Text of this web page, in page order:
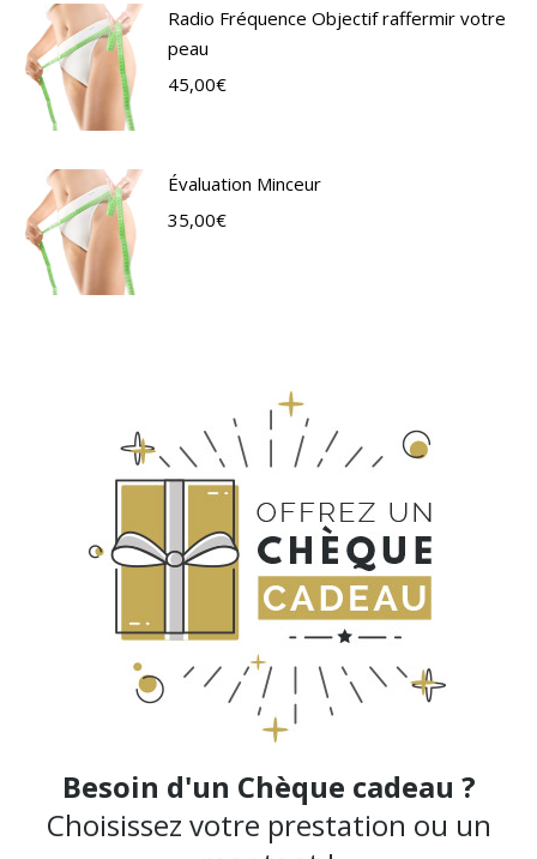
Radio Fréquence Objectif raffermir votre
peau
45,00€
Évaluation Minceur
35,00€
Besoin d'un Chèque cadeau ?
Choisissez votre prestation ou un